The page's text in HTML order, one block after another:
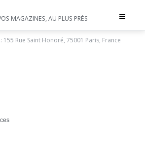
Toggle
MAGAZINES, AU PLUS PRÈS
: 155 Rue Saint Honoré, 75001 Paris, France